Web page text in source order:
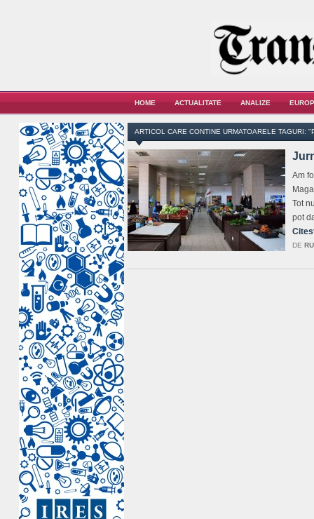
HOME ACTUALITATE ANALIZE
ARTICOL CARE CONTINE URMATOARELE TAGURI:
Am
Tot
pot
DE